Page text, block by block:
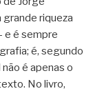
grande riqueza
e é sempre
é, segundo
é apenas o
No livro,